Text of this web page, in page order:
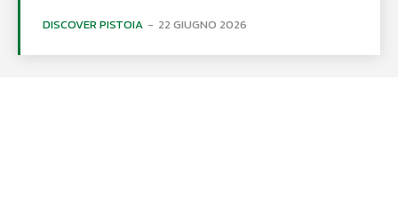
DISCOVER PISTOIA - 22 GIUGNO 2026